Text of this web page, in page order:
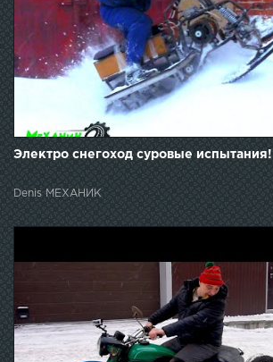
Электро снегоход суровые испытания!
Denis МЕХАНИК